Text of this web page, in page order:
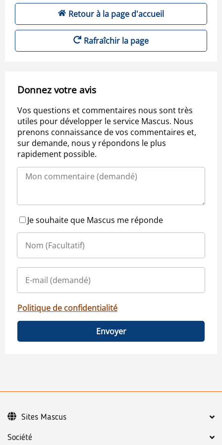
Retour à la page d'accueil
Rafraîchir la page
Donnez votre avis
Vos questions et commentaires nous sont très
utiles pour développer le service Mascus. Nous
prenons connaissance de vos commentaires et,
sur demande, nous y répondons le plus
rapidement possible.
Je souhaite que Mascus me réponde
Politique de confidentialité
Envoyer
Société
Sites Mascus